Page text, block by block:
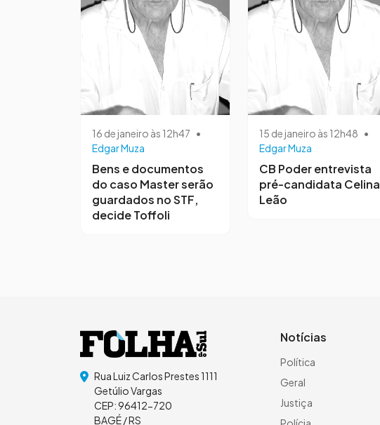
16 de janeiro às 12h47 •
Edgar Muza
Bens e documentos
do caso Master serão
guardados no STF,
decide Toffoli
15 de janeiro às 12h48 •
Edgar Muza
CB Poder entrevista
pré-candidata Celina
Leão
Rua Luiz Carlos Prestes 1111
Getúlio Vargas
CEP: 96412-720
BAGÉ / RS
Notícias
Política
Geral
Justiça